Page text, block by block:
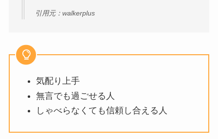
引用元：walkerplus
気配り上手
無言でも過ごせる人
しゃべらなくても信頼し合える人